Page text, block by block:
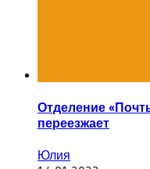
Отделение
переезжает
Юлия